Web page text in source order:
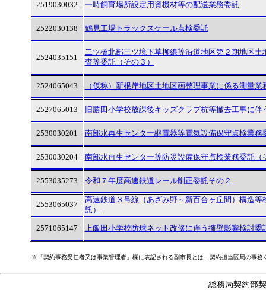
2519030032 一時飼育場所設定用資機材等の配送業務委託
2522030138 鶴見工場トラックスケール点検委託
2524035151
二ツ橋北部三ツ境下草柳線等沿道地区第２期地区土
査等委託（その３）
2524065043 （仮称）新根岸地区土地区画整理事業に係る測量業
2527065013 旧勝田小学校放課後キッズクラブ杭等撤去工事に伴
2530030201 南部水再生センター継電器等電気設備保守点検業務
2530030204 南部水再生センター等防災設備保守点検業務委託（
2553035273 令和７年度高速鉄道レール削正委託その２
2553065037
高速鉄道３号線（あざみ野～新百合ヶ丘間）構造等
託）
2571065147 上飯田小学校防球ネット改修に伴う擁壁影響検討委
※「契約事務受任者又は事業管理者」欄に表記される副市長とは、契約担当区局の事務
総務局契約部